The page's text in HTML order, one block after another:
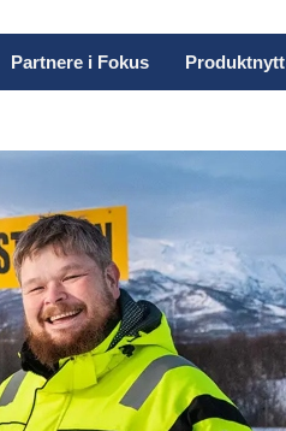
Partnere i Fokus Produktnytt